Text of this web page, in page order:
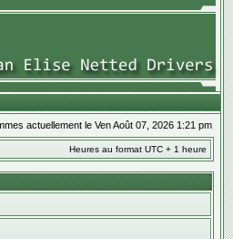
actuellement le Ven Août 07, 2026 1:21 pm
Heures au format UTC + 1 heure